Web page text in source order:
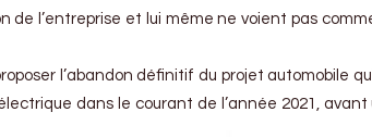
de l’entreprise et lui même ne voient pas
l’abandon définitif du projet automobile
dans le courant de l’année 2021, avant